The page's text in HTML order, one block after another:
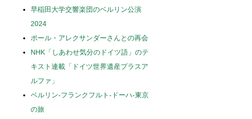
早稲田大学交響楽団のベルリン公演
2024
ポール・アレクサンダーさんとの再会
NHK「しあわせ気分のドイツ語」のテ
キスト連載「ドイツ世界遺産プラスア
ルファ」
ベルリン-フランクフルト-ドーハ-東京
の旅